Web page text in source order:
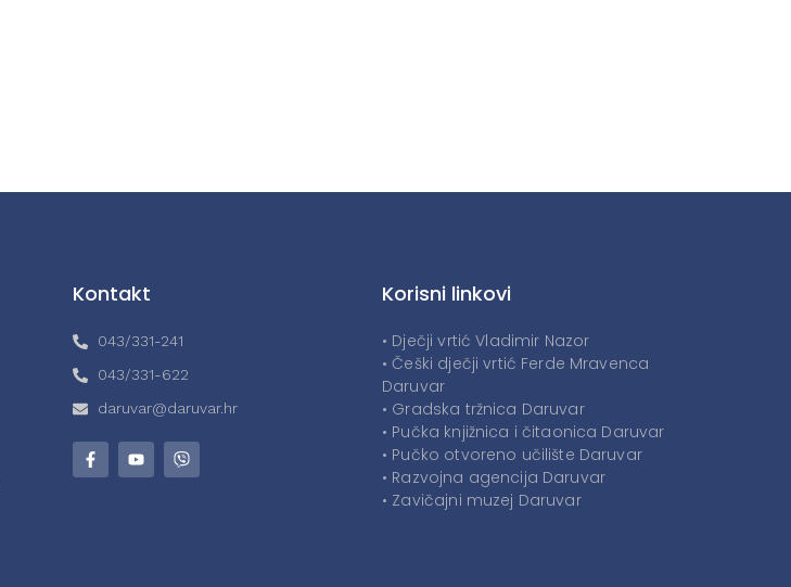
Kontakt
043/331-241
043/331-622
daruvar@daruvar.hr
Korisni linkovi
• Dječji vrtić Vladimir Nazor
• Češki dječji vrtić Ferde Mravenca
Daruvar
• Gradska tržnica Daruvar
• Pučka knjižnica i čitaonica Daruvar
• Pučko otvoreno učilište Daruvar
• Razvojna agencija Daruvar
• Zavičajni muzej Daruvar